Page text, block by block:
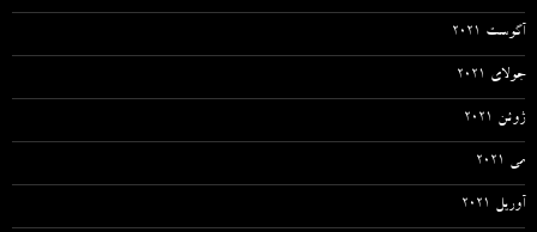
آگوست 2021
جولای 2021
ژوئن 2021
می 2021
آوریل 2021